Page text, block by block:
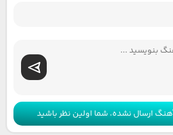
ارسال نشده، شما اولین نظر باشید